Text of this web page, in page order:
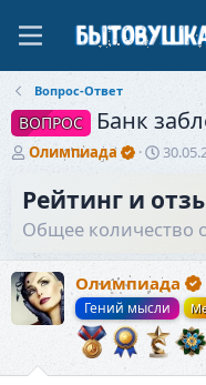
Вопрос-Ответ
ВОПРОС Банк
А
т
р
е
м
ы
Олимпиада
Д
т
а
н
а
л
а
Рейтинг и
Общее количество
Олимпиада
Гений мысли